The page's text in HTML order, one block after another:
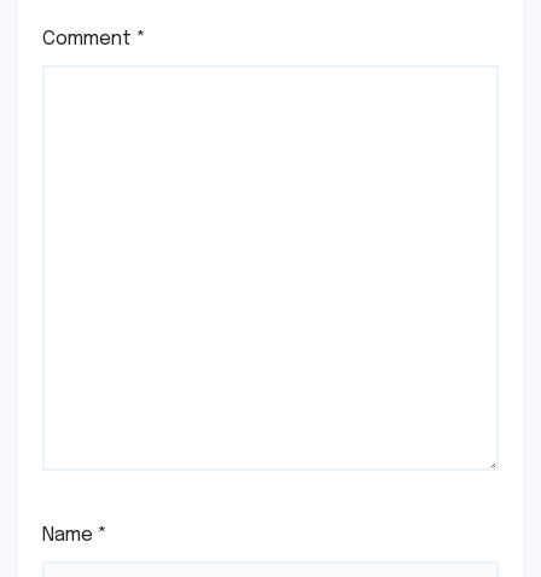
Comment *
Name *